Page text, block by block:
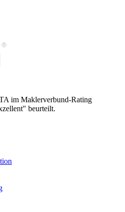
im Maklerverbund-Rating
beurteilt.